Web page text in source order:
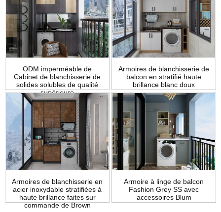
ODM imperméable de
Cabinet de blanchisserie de
solides solubles de qualité
supérieure
Armoires de blanchisserie de
balcon en stratifié haute
brillance blanc doux
Armoires de blanchisserie en
acier inoxydable stratifiées à
haute brillance faites sur
commande de Brown
Armoire à linge de balcon
Fashion Grey SS avec
accessoires Blum